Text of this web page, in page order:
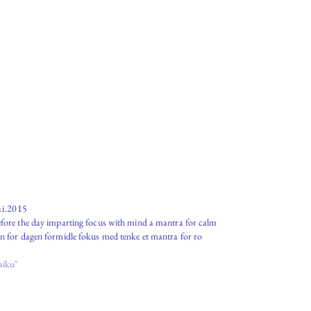
the day imparting focus with mind a mantra for calm
for dagen formidle fokus med tenke et mantra for ro